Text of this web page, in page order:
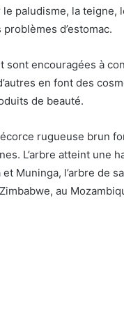
paludisme, la
d’estomac.
sont encouragées à
en font des
de beauté.
écorce rugueuse brun
L’arbre atteint une
Muninga, l’arbre de
au